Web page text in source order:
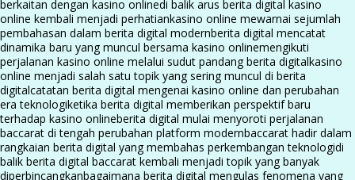
berkaitan dengan kasino onlinedi balik arus berita digital kasino
online kembali menjadi perhatiankasino online mewarnai sejumlah
pembahasan dalam berita digital modernberita digital mencatat
dinamika baru yang muncul bersama kasino onlinemengikuti
perjalanan kasino online melalui sudut pandang berita digitalkasino
online menjadi salah satu topik yang sering muncul di berita
digitalcatatan berita digital mengenai kasino online dan perubahan
era teknologiketika berita digital memberikan perspektif baru
terhadap kasino onlineberita digital mulai menyoroti perjalanan
baccarat di tengah perubahan platform modernbaccarat hadir dalam
rangkaian berita digital yang membahas perkembangan teknologidi
balik berita digital baccarat kembali menjadi topik yang banyak
diperbincangkanbagaimana berita digital mengulas fenomena yang